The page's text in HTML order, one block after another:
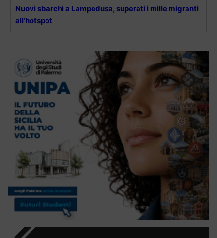
Nuovi sbarchi a Lampedusa, superati i mille migranti
all’hotspot